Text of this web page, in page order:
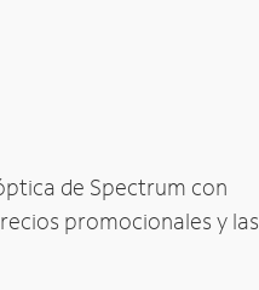
de Spectrum con
promocionales y las